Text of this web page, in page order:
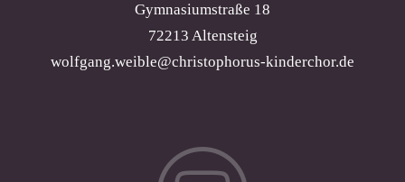
Gymnasiumstraße 18
72213 Altensteig
wolfgang.weible@christophorus-kinderchor.de